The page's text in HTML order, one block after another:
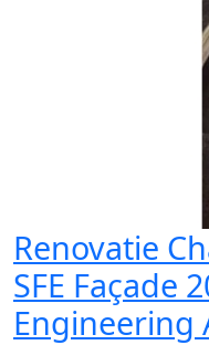
Renovatie
SFE Façade
Engineering